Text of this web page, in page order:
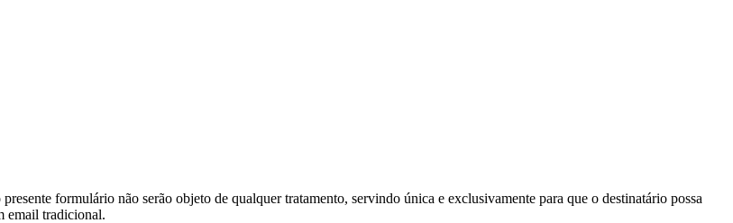
formulário não serão objeto de qualquer tratamento, servindo única e exclusivamente para que o destinatário possa
email tradicional.